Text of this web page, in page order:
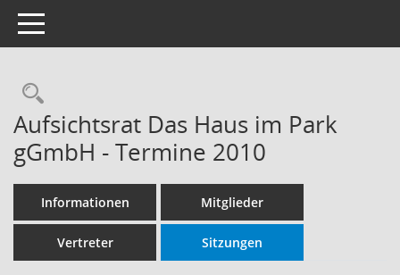
Toggle navigation
Rechercheauswahl
Aufsichtsrat Das Haus im Park
gGmbH - Termine 2010
Informationen Mitglieder
Vertreter Sitzungen